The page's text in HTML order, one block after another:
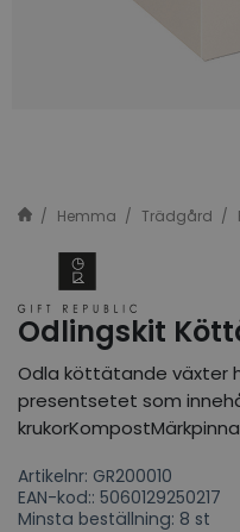
Hemma Trädgård
Odlingskit
Odla köttätande växter
presentsetet som
Artikelnr: GR200010
EAN-kod:: 5060129250217
Minsta beställning: 8 st